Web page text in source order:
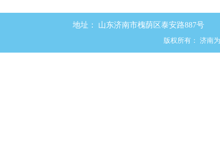
地址： 山东济南市槐荫区泰安路887号
版权所有： 济南